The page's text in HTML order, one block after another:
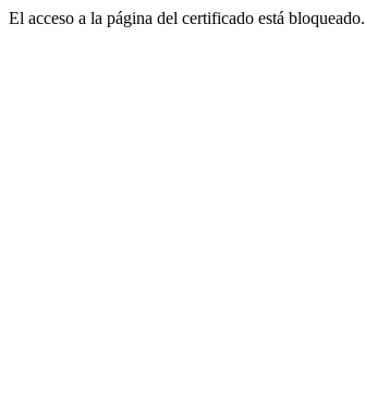
El acceso a la página del certificado está bloqueado.